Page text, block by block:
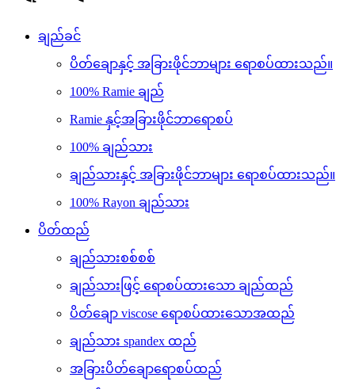
ချည်ခင်
ပိတ်ချောနှင့် အခြားဖိုင်ဘာများ ရောစပ်ထားသည်။
100% Ramie ချည်
Ramie နှင့်အခြားဖိုင်ဘာရောစပ်
100% ချည်သား
ချည်သားနှင့် အခြားဖိုင်ဘာများ ရောစပ်ထားသည်။
100% Rayon ချည်သား
ပိတ်ထည်
ချည်သားစစ်စစ်
ချည်သားဖြင့် ရောစပ်ထားသော ချည်ထည်
ပိတ်ချော viscose ရောစပ်ထားသောအထည်
ချည်သား spandex ထည်
အခြားပိတ်ချောရောစပ်ထည်